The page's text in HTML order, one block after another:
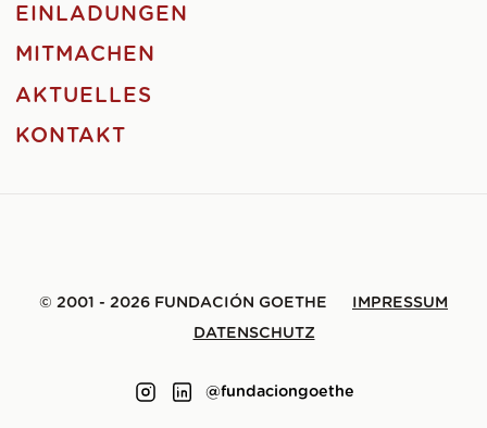
EINLADUNGEN
MITMACHEN
AKTUELLES
KONTAKT
© 2001 - 2026 FUNDACIÓN GOETHE
IMPRESSUM
DATENSCHUTZ
@fundaciongoethe